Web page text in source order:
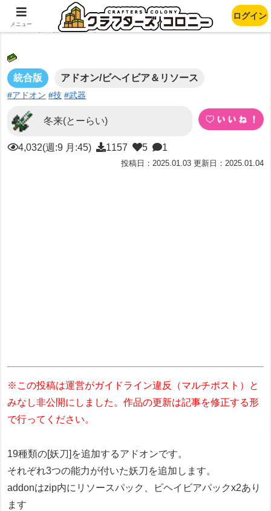
沢山の妖刀アドオンvar2
統合版 アドオン/ビヘイビア＆リソース
#アドオン #技 #武器
冬来(とーらい)
4,032(週:9 月:45) 1157 5 1
投稿日：2025.01.03 更新日：2025.01.04
※この投稿は運営がガイドライン違反（マルチポスト）と
みなし非公開にしました。作品の更新は記事を修正する形
で行ってください。
19種類の[妖刀]を追加するアドオンです。
それぞれ3つの能力が付いた妖刀を追加します。
addonはzip内にリソースパック、ビヘイビアパックx2あり
ます
メニュー
ログイン